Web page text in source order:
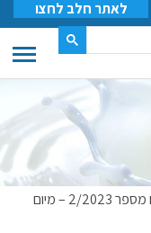
לאתר חלב לחצו
הליך העברת מכסות חלב עיזים מספר 2/2023 – מיום